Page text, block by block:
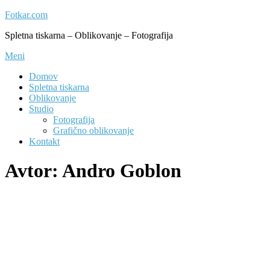
Preskoči
vsebino
Fotkar.com
Spletna tiskarna – Oblikovanje – Fotografija
Meni
Domov
Spletna tiskarna
Oblikovanje
Studio
Fotografija
Grafično oblikovanje
Kontakt
Avtor: Andro Goblon